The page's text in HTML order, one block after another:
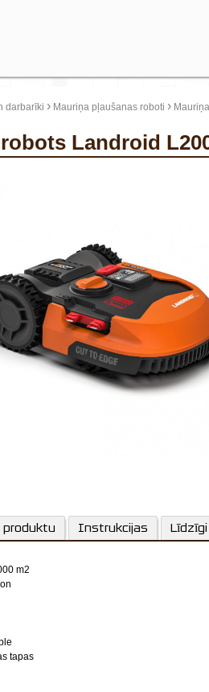
darbarīki › Mauriņa pļaušanas roboti ›
robots Landroid
produktu Instrukcijas
m2
tapas